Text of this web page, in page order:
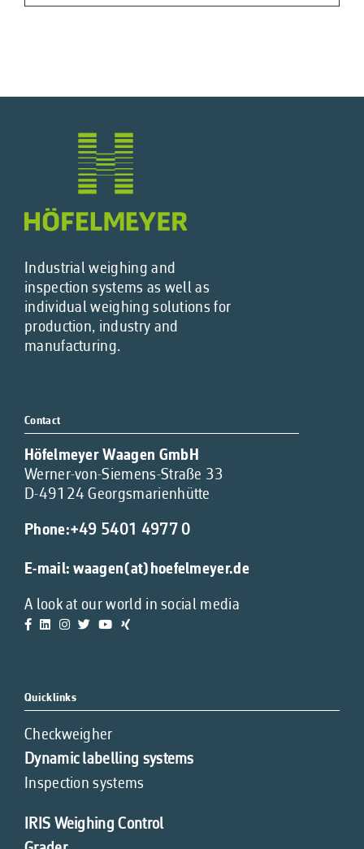
Industrial weighing and
inspection systems as well as
individual weighing solutions for
production, industry and
manufacturing.
Contact
Höfelmeyer Waagen GmbH
Werner-von-Siemens-Straße 33
D-49124 Georgsmarienhütte
Phone:+49 5401 4977 0
E-mail:waagen(at)hoefelmeyer.de
A look at our world in social media
Quicklinks
Checkweigher
Dynamic labelling systems
Inspection systems
IRIS Weighing Control